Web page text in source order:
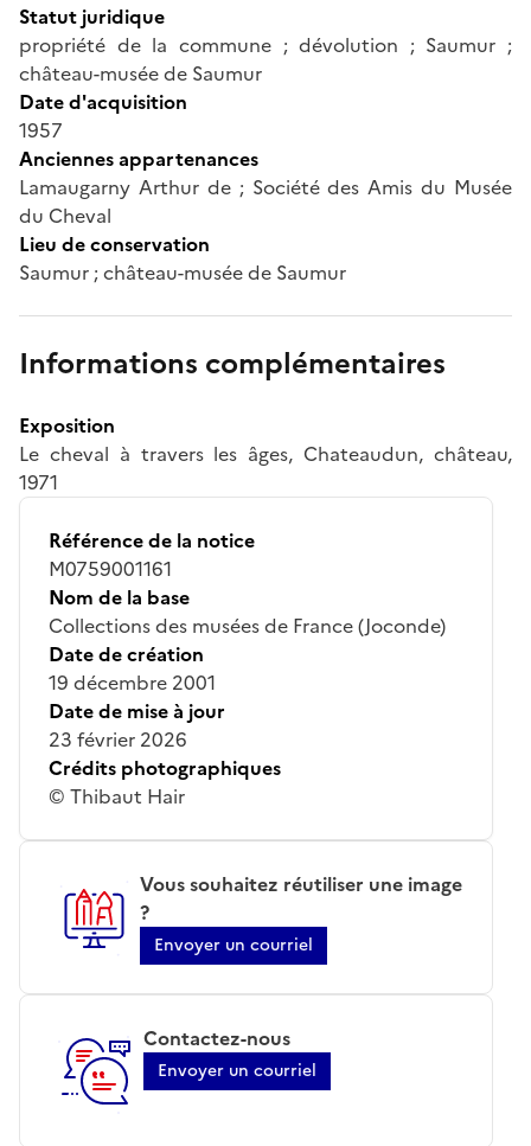
Statut juridique
propriété de la commune ; dévolution ; Saumur ;
château-musée de Saumur
Date d'acquisition
1957
Anciennes appartenances
Lamaugarny Arthur de ; Société des Amis du Musée
du Cheval
Lieu de conservation
Saumur ; château-musée de Saumur
Informations complémentaires
Exposition
Le cheval à travers les âges, Chateaudun, château,
1971
Référence de la notice
M0759001161
Nom de la base
Collections des musées de France (Joconde)
Date de création
19 décembre 2001
Date de mise à jour
23 février 2026
Crédits photographiques
© Thibaut Hair
Vous souhaitez réutiliser une image
?
Envoyer un courriel
Contactez-nous
Envoyer un courriel